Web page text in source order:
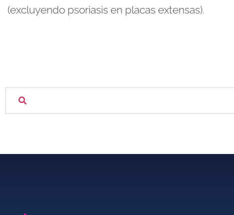
(excluyendo psoriasis en placas extensas).